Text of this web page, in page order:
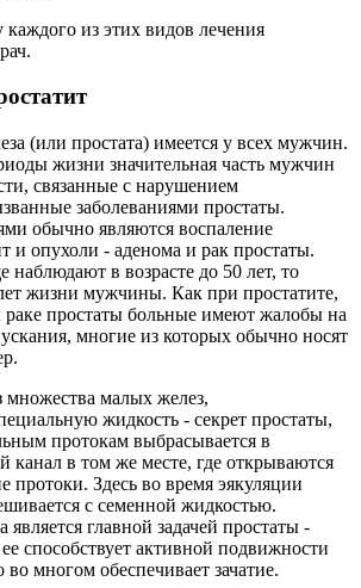
из этих видов лечения
(или простата) имеется у всех мужчин.
жизни значительная часть мужчин
связанные с нарушением
заболеваниями простаты.
обычно являются воспаление
и опухоли - аденома и рак простаты.
наблюдают в возрасте до 50 лет, то
жизни мужчины. Как при простатите,
раке простаты больные имеют жалобы на
многие из которых обычно носят
множества малых желез,
жидкость - секрет простаты,
протокам выбрасывается в
канал в том же месте, где открываются
Здесь во время эякуляции
с семенной жидкостью.
является главной задачей простаты -
способствует активной подвижности
во многом обеспечивает зачатие.